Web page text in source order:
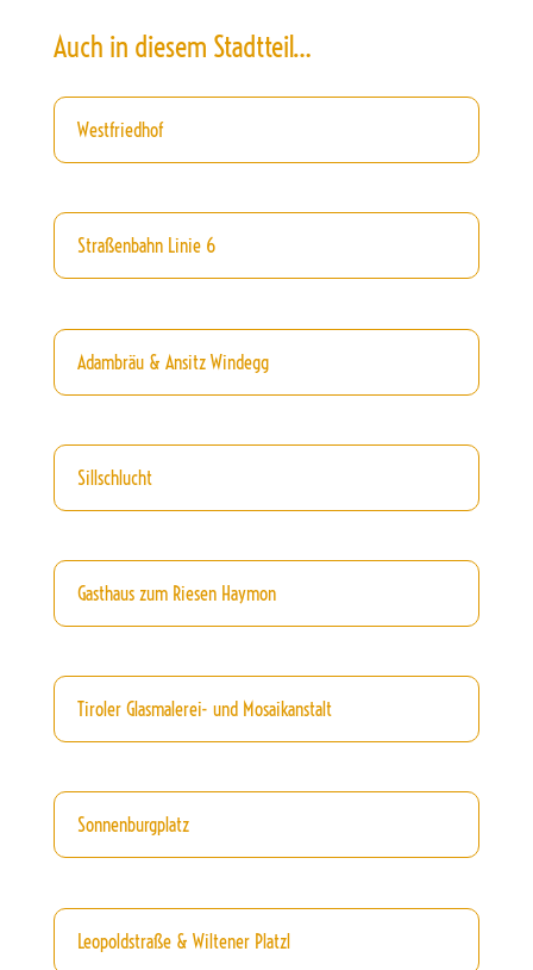
Auch in diesem Stadtteil…
Westfriedhof
Straßenbahn Linie 6
Adambräu & Ansitz Windegg
Sillschlucht
Gasthaus zum Riesen Haymon
Tiroler Glasmalerei- und Mosaikanstalt
Sonnenburgplatz
Leopoldstraße & Wiltener Platzl